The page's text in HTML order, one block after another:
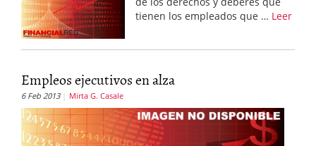
tienen los empleados que … Leer
Empleos ejecutivos en alza
6 Feb 2013 Mirta G. Casale